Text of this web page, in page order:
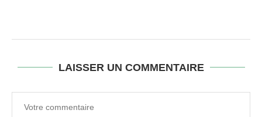
LAISSER UN COMMENTAIRE